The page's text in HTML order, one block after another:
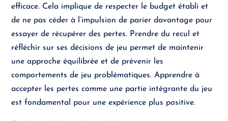
efficace. Cela implique de respecter le budget établi et
de ne pas céder à l’impulsion de parier davantage pour
essayer de récupérer des pertes. Prendre du recul et
réfléchir sur ses décisions de jeu permet de maintenir
une approche équilibrée et de prévenir les
comportements de jeu problématiques. Apprendre à
accepter les pertes comme une partie intégrante du jeu
est fondamental pour une expérience plus positive.